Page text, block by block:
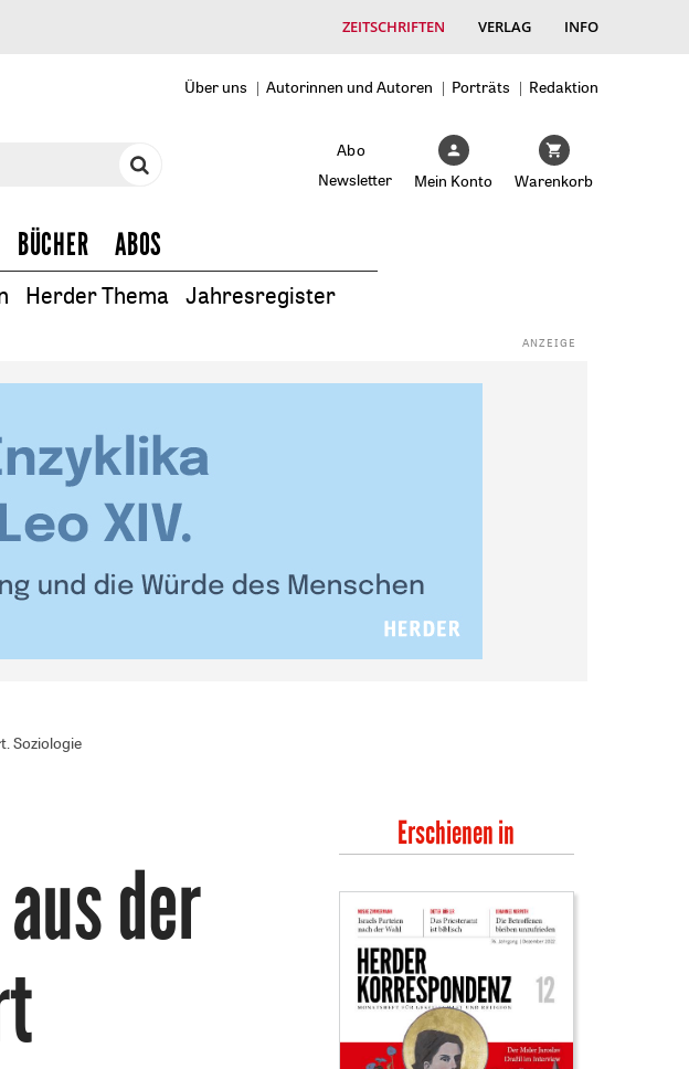
ZEITSCHRIFTEN VERLAG INFO
Über uns Autorinnen und Autoren Porträts
Redaktion
Abo
Newsletter
Mein Konto Warenkorb
BÜCHER ABOS
Herder Thema Jahresregister
Soziologie
der
Erschienen in